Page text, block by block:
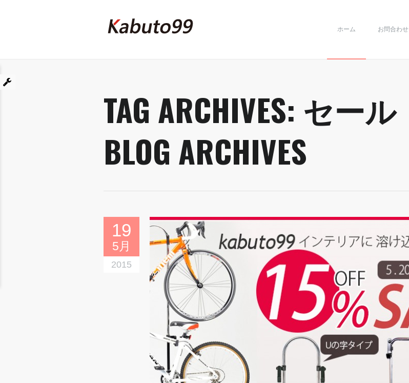
ホーム お問合わせ
TAG ARCHIVES: セール
BLOG ARCHIVES
19
5月
2015